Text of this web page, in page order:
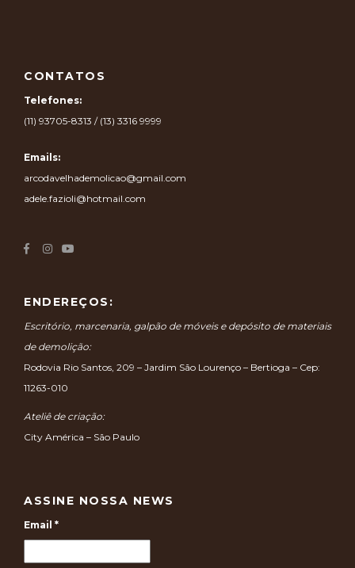
CONTATOS
Telefones:
(11) 93705-8313 / (13) 3316 9999
Emails:
arcodavelhademolicao@gmail.com
adele.fazioli@hotmail.com
ENDEREÇOS:
Escritório, marcenaria, galpão de móveis e depósito de materiais
de demolição:
Rodovia Rio Santos, 209 – Jardim São Lourenço – Bertioga – Cep:
11263-010
Ateliê de criação:
City América – São Paulo
ASSINE NOSSA NEWS
Email *